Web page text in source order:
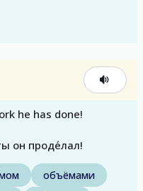
he has done!
он проде́лал!
объёмами